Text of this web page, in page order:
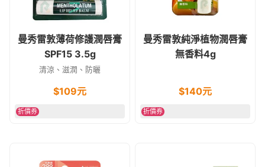
曼秀雷敦薄荷修護潤唇膏
SPF15 3.5g
清涼、滋潤、防曬
$109元
折價券
曼秀雷敦純淨植物潤唇膏
無香料4g
$140元
折價券